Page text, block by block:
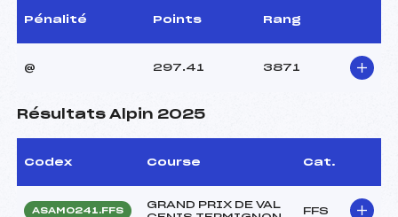
Pénalité Points Rang
@ 297.41 3871
Résultats Alpin 2025
Codex Course Cat.
ASAM0241.FFS
GRAND PRIX DE VAL
FFS